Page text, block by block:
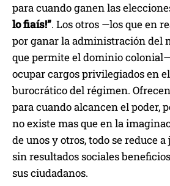
para cuando ganen las
lo fiaís!”. Los otros —los que en
por ganar la administración del
que permite el dominio
ocupar cargos privilegiados en
burocrático del régimen.
para cuando alcancen el poder,
no existe mas que en la
de unos y otros, todo se reduce
sin resultados sociales
sus ciudadanos.